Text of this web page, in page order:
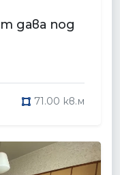
дава под
71.00 кв.м